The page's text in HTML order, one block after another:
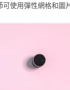
使用彈性網格和圖